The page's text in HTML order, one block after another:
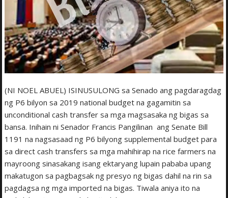
(NI NOEL ABUEL) ISINUSULONG sa Senado ang pagdaragdag
ng P6 bilyon sa 2019 national budget na gagamitin sa
unconditional cash transfer sa mga magsasaka ng bigas sa
bansa. Inihain ni Senador Francis Pangilinan ang Senate Bill
1191 na nagsasaad ng P6 bilyong supplemental budget para
sa direct cash transfers sa mga mahihirap na rice farmers na
mayroong sinasakang isang ektaryang lupain pababa upang
makatugon sa pagbagsak ng presyo ng bigas dahil na rin sa
pagdagsa ng mga imported na bigas. Tiwala aniya ito na